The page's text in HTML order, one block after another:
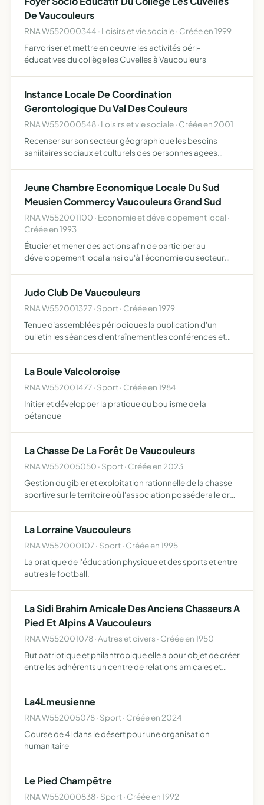
De Vaucouleurs
RNA W552000344 · Loisirs et vie sociale · Créée en 1999
Farvoriser et mettre en oeuvre les activités péri-
éducatives du collège les Cuvelles à Vaucouleurs
Instance Locale De Coordination
Gerontologique Du Val Des Couleurs
RNA W552000548 · Loisirs et vie sociale · Créée en 2001
Recenser sur son secteur géographique les besoins
saniitaires sociaux et culturels des personnes agees
future…
Jeune Chambre Economique Locale Du Sud
Meusien Commercy Vaucouleurs Grand Sud
RNA W552001100 · Economie et développement local ·
Créée en 1993
Étudier et mener des actions afin de participer au
développement local ainsi qu'à l'économie du secteur
Judo Club De Vaucouleurs
RNA W552001327 · Sport · Créée en 1979
Tenue d'assemblées périodiques la publication d'un
bulletin les séances d'entraînement les conférences et
physiqu…
La Boule Valcoloroise
RNA W552001477 · Sport · Créée en 1984
Initier et développer la pratique du boulisme de la
pétanque
La Chasse De La Forêt De Vaucouleurs
RNA W552005050 · Sport · Créée en 2023
Gestion du gibier et exploitation rationnelle de la chasse
sportive sur le territoire où l'association possédera le droit
La Lorraine Vaucouleurs
RNA W552000107 · Sport · Créée en 1995
La pratique de l'éducation physique et des sports et entre
autres le football.
La Sidi Brahim Amicale Des Anciens Chasseurs A
Pied Et Alpins A Vaucouleurs
RNA W552001078 · Autres et divers · Créée en 1950
But patriotique et philantropique elle a pour objet de créer
entre les adhérents un centre de relations amicales et
La4Lmeusienne
RNA W552005078 · Sport · Créée en 2024
Course de 4l dans le désert pour une organisation
humanitaire
Le Pied Champêtre
RNA W552000838 · Sport · Créée en 1992